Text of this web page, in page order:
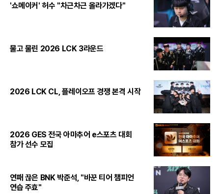
'쇼메이커' 허수 "차근차근 올라가겠다"
물고 물린 2026 LCK 3라운드
2026 LCK CL, 플레이오프 경쟁 본격 시작
2026 GES 전국 아마추어 e스포츠 대회
참가 선수 모집
연패 끊은 BNK 박준석, "바꾼 티어 챔피언
연습 주효"